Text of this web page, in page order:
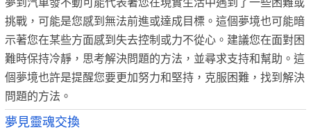
夢到汽車發不動可能代表著您在現實生活中遇到了一些困難或
挑戰，可能是您感到無法前進或達成目標。這個夢境也可能暗
示著您在某些方面感到失去控制或力不從心。建議您在面對困
難時保持冷靜，思考解決問題的方法，並尋求支持和幫助。這
個夢境也許是提醒您要更加努力和堅持，克服困難，找到解決
問題的方法。
夢見靈魂交換